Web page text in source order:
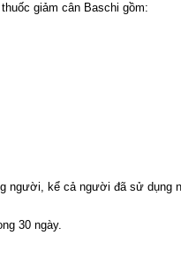
giảm cân Baschi gồm:
người, kể cả người đã sử dụng
30 ngày.